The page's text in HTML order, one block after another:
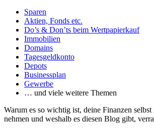
Sparen
Aktien, Fonds etc.
Do’s & Don’ts beim Wertpapierkauf
Immobilien
Domains
Tagesgeldkonto
Depots
Businessplan
Gewerbe
… und viele weitere Themen
Warum es so wichtig ist, deine Finanzen
nehmen und weshalb es diesen Blog gibt,